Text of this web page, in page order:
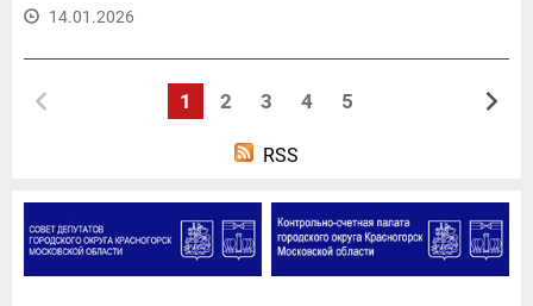
14.01.2026
1 2 3 4 5
RSS